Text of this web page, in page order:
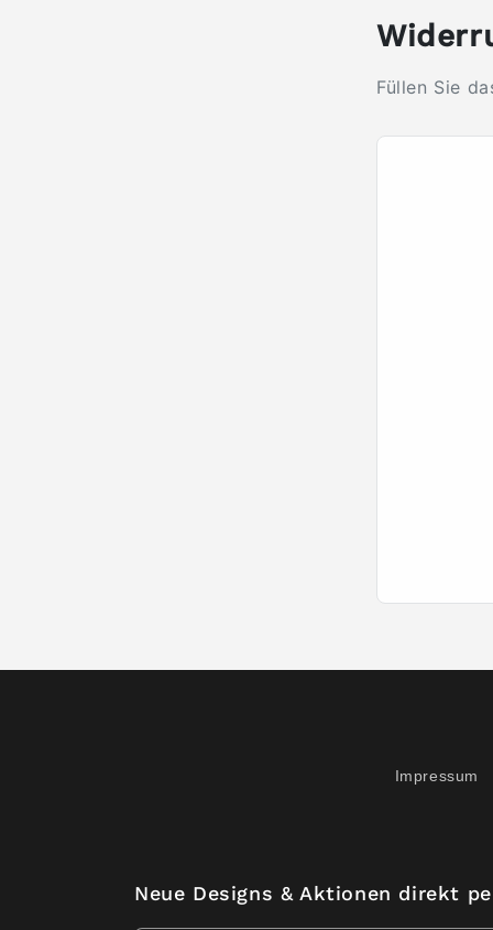
Füllen Sie
Impressum
Neue Designs & Aktionen direkt